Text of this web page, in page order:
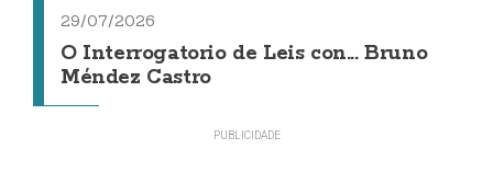
29/07/2026
O Interrogatorio de Leis con... Bruno
Méndez Castro